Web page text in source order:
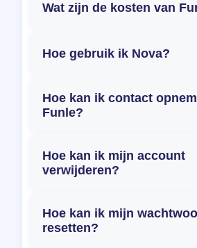
Wat zijn de kosten van
Hoe gebruik ik Nova?
Hoe kan ik contact
Funle?
Hoe kan ik mijn account
verwijderen?
Hoe kan ik mijn
resetten?